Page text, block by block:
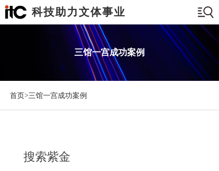
科技助力文体事业
三馆一宫成功案例
首页>三馆一宫成功案例
搜索紫金